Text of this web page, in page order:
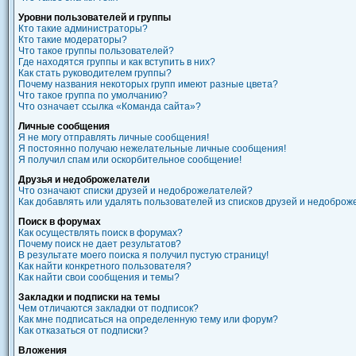
Уровни пользователей и группы
Кто такие администраторы?
Кто такие модераторы?
Что такое группы пользователей?
Где находятся группы и как вступить в них?
Как стать руководителем группы?
Почему названия некоторых групп имеют разные цвета?
Что такое группа по умолчанию?
Что означает ссылка «Команда сайта»?
Личные сообщения
Я не могу отправлять личные сообщения!
Я постоянно получаю нежелательные личные сообщения!
Я получил спам или оскорбительное сообщение!
Друзья и недоброжелатели
Что означают списки друзей и недоброжелателей?
Как добавлять или удалять пользователей из списков друзей и
Поиск в форумах
Как осуществлять поиск в форумах?
Почему поиск не дает результатов?
В результате моего поиска я получил пустую страницу!
Как найти конкретного пользователя?
Как найти свои сообщения и темы?
Закладки и подписки на темы
Чем отличаются закладки от подписок?
Как мне подписаться на определенную тему или форум?
Как отказаться от подписки?
Вложения